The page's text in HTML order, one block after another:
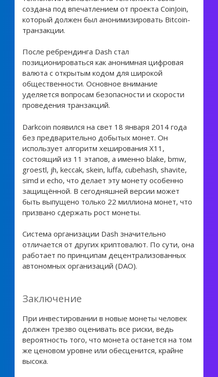
создана под впечатлением от проекта CoinJoin,
который должен был анонимизировать Bitcoin-
транзакции.
После ребрендинга Dash стал
позиционироваться как анонимная цифровая
валюта с открытым кодом для широкой
общественности. Основное внимание
уделяется вопросам безопасности и скорости
проведения транзакций.
Darkcoin появился на свет 18 января 2014 года
без предварительно добытых монет. Он
использует алгоритм хеширования X11,
состоящий из 11 этапов, а именно blake, bmw,
groestl, jh, keccak, skein, luffa, cubehash, shavite,
simd и echo, что делает эту монету особенно
защищённой. В сегодняшней версии может
быть выпущено только 22 миллиона монет, что
призвано сдержать рост монеты.
Система организации Dash значительно
отличается от других криптовалют. По сути, она
работает по принципам децентрализованных
автономных организаций (DAO).
Заключение
При инвестировании в новые монеты человек
должен трезво оценивать все риски, ведь
вероятность того, что монета останется на том
же ценовом уровне или обесценится, крайне
высока.